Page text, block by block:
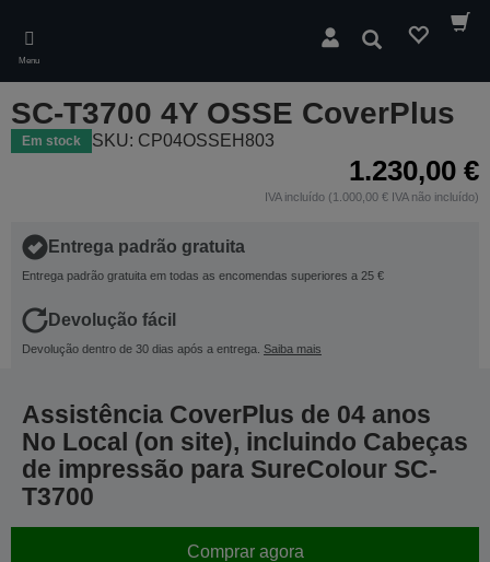
main
content
Menu
Pesquisar
SC-T3700 4Y OSSE CoverPlus
Em stock SKU: CP04OSSEH803
1.230,00 €
IVA incluído (1.000,00 € IVA não incluído)
Entrega padrão gratuita
Entrega padrão gratuita em todas as encomendas superiores a 25 €
Devolução fácil
Devolução dentro de 30 dias após a entrega. Saiba mais
Assistência CoverPlus de 04 anos
No Local (on site), incluindo Cabeças
de impressão para SureColour SC-
T3700
Comprar agora